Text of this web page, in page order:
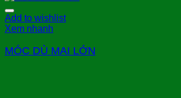
Add to wishlist
Xem nhanh
MÓC DÙ MAI LỚN